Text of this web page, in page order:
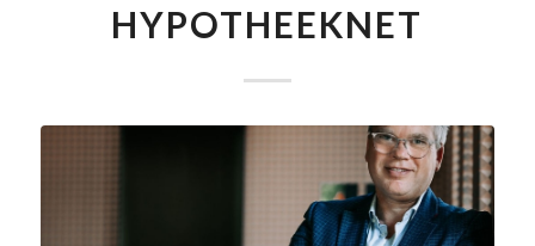
HYPOTHEEKNET